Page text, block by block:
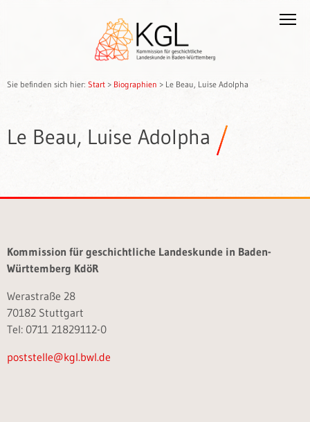
Sie befinden sich hier: Start > Biographien > Le Beau, Luise Adolpha
Le Beau, Luise Adolpha
Kommission für geschichtliche Landeskunde in Baden-
Württemberg KdöR
Werastraße 28
70182 Stuttgart
Tel: 0711 21829112-0
poststelle@kgl.bwl.de